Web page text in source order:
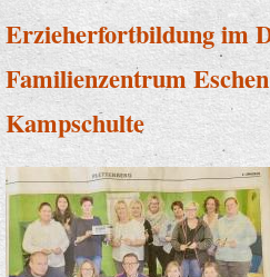
Erzieherfortbildung im
Familienzentrum
Kampschulte